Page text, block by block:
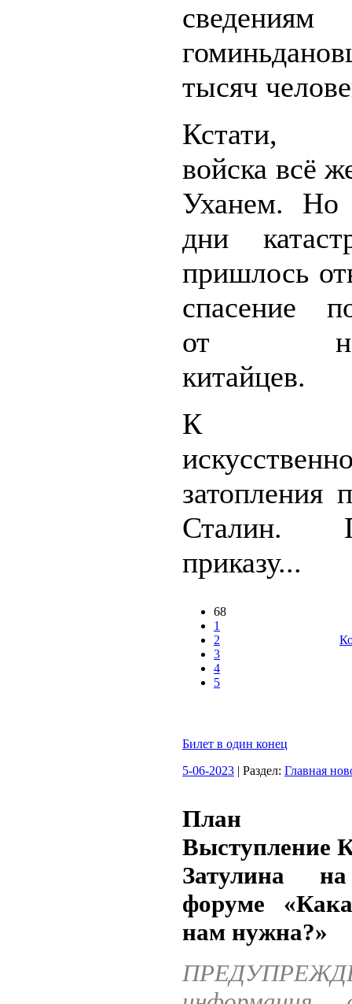
сведениям
тысяч
Кстати,
войска всё
Уханем. Но
дни
пришлось
спасение
от
китайцев.
К
затопления
Сталин.
приказу...
68
1
2
3
4
5
Билет в один конец
5-06-2023 | Раздел: Главная
План
Выступление
Затулина
форуме
нам нужна?»